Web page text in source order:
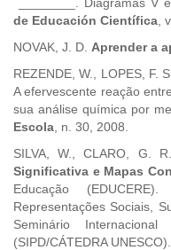
de Educación Científica ,
NOVAK, J. D. Aprender a
REZENDE, W., LOPES, F.
A efervescente reação
sua análise química por
Escola , n. 30, 2008.
SILVA, W., CLARO, G.
Significativa e Mapas
Educação
Representações Sociais,
Seminário Internacional
(SIPD/CÁTEDRA